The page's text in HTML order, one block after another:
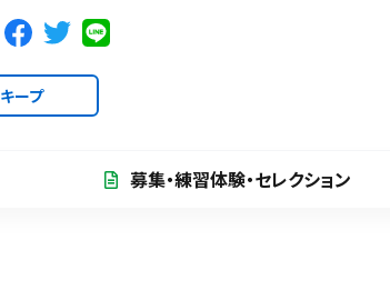
キープ
募集・練習体験・セレクション